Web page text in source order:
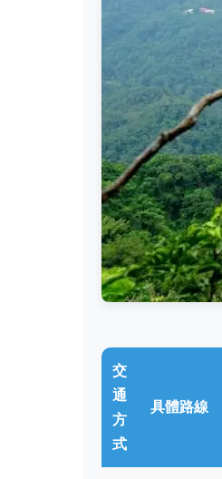
交
通
方
式
具體路線